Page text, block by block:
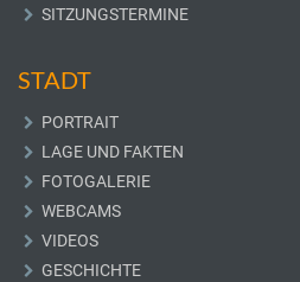
SITZUNGSTERMINE
STADT
PORTRAIT
LAGE UND FAKTEN
FOTOGALERIE
WEBCAMS
VIDEOS
GESCHICHTE